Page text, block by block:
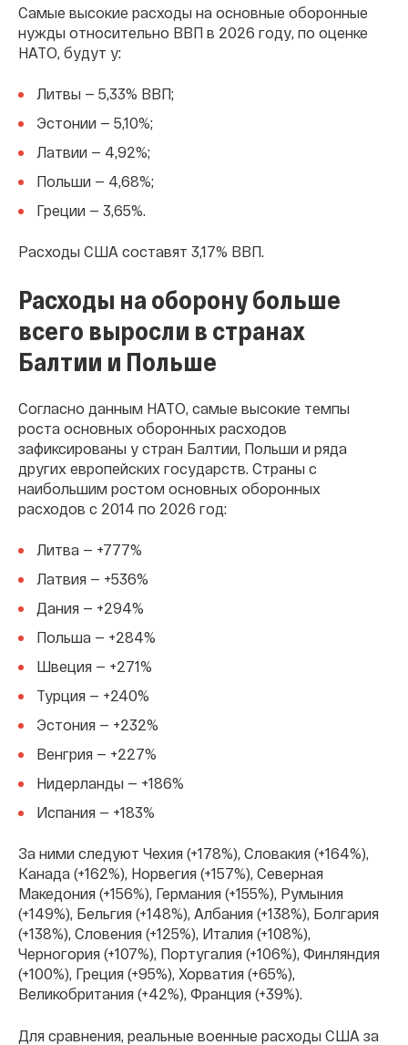
Самые высокие расходы на основные оборонные
нужды относительно ВВП в 2026 году, по оценке
НАТО, будут у:
Литвы — 5,33% ВВП;
Эстонии — 5,10%;
Латвии — 4,92%;
Польши — 4,68%;
Греции — 3,65%.
Расходы США составят 3,17% ВВП.
Расходы на оборону больше
всего выросли в странах
Балтии и Польше
Согласно данным НАТО, самые высокие темпы
роста основных оборонных расходов
зафиксированы у стран Балтии, Польши и ряда
других европейских государств. Страны с
наибольшим ростом основных оборонных
расходов с 2014 по 2026 год:
Литва — +777%
Латвия — +536%
Дания — +294%
Польша — +284%
Швеция — +271%
Турция — +240%
Эстония — +232%
Венгрия — +227%
Нидерланды — +186%
Испания — +183%
За ними следуют Чехия (+178%), Словакия (+164%),
Канада (+162%), Норвегия (+157%), Северная
Македония (+156%), Германия (+155%), Румыния
(+149%), Бельгия (+148%), Албания (+138%), Болгария
(+138%), Словения (+125%), Италия (+108%),
Черногория (+107%), Португалия (+106%), Финляндия
(+100%), Греция (+95%), Хорватия (+65%),
Великобритания (+42%), Франция (+39%).
Для сравнения, реальные военные расходы США за